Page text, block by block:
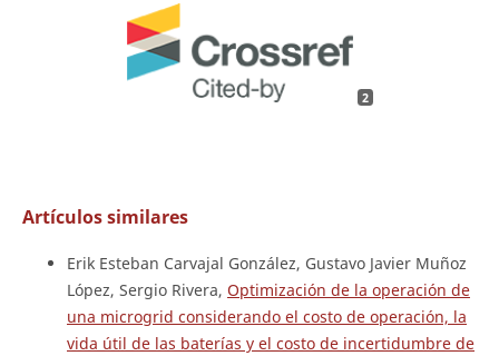
2
Artículos similares
Erik Esteban Carvajal González, Gustavo Javier Muñoz
López, Sergio Rivera, Optimización de la operación de
una microgrid considerando el costo de operación, la
vida útil de las baterías y el costo de incertidumbre de